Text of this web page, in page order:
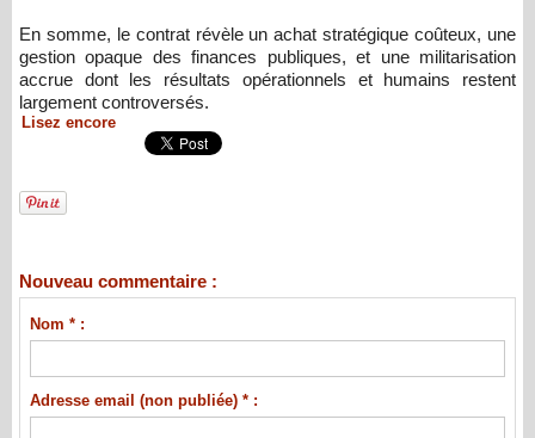
En somme, le contrat révèle un achat stratégique coûteux, une
gestion opaque des finances publiques, et une militarisation
accrue dont les résultats opérationnels et humains restent
largement controversés.
Lisez encore
Nouveau commentaire :
Nom * :
Adresse email (non publiée) * :